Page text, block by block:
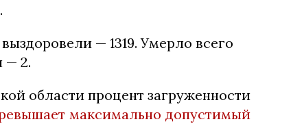
— 1319. Умерло всего
— 2.
области процент загруженности
максимально допустимый